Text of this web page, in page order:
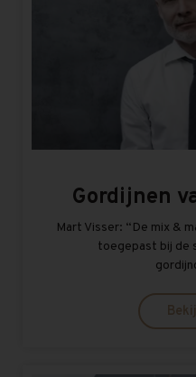
Gordijnen
Mart Visser: “De mix &
toegepast bij de